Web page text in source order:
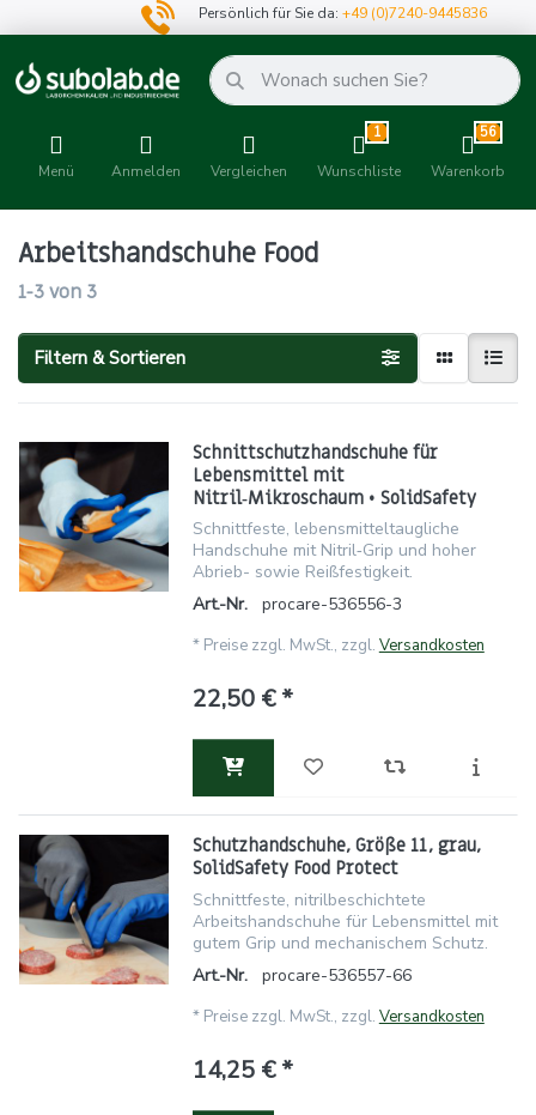
Persönlich für Sie da:+49 (0)7240-9445836
Menü Anmelden Vergleichen
1
Wunschliste
56
Warenkorb
Arbeitshandschuhe Food
1-3von 3
Filtern & Sortieren
Schnittschutzhandschuhe für
Lebensmittel mit
Nitril‑Mikroschaum • SolidSafety
Schnittfeste, lebensmitteltaugliche
Handschuhe mit Nitril‑Grip und hoher
Abrieb- sowie Reißfestigkeit.
Art.-Nr.
procare-536556-3
* Preise zzgl. MwSt., zzgl. Versandkosten
22,50 € *
Schutzhandschuhe, Größe 11, grau,
SolidSafety Food Protect
Schnittfeste, nitrilbeschichtete
Arbeitshandschuhe für Lebensmittel mit
gutem Grip und mechanischem Schutz.
Art.-Nr.
procare-536557-66
* Preise zzgl. MwSt., zzgl. Versandkosten
14,25 € *